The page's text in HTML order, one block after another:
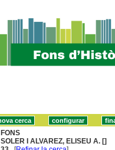
FONS
SOLER I ALVAREZ, ELISEU A. []